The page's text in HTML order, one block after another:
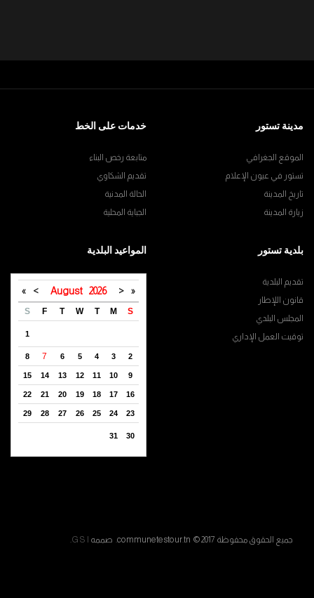
مدينة تستور
الموقع الجغرافي
تستور في عيون الإعلام
تاريخ المدينة
زيارة المدينة
خدمات على الخط
متابعة رخص البناء
تقديم الشكاوي
الحالة المدنية
الجباية المحلية
بلدية تستور
تقديم البلدية
قانون اللإطار
المجلس البلدي
توقيت العمل الإداري
المواعيد البلدية
«
<
August 2026
>
»
S
M
T
W
T
F
S
1
2
3
4
5
6
7
8
9
10
11
12
13
14
15
16
17
18
19
20
21
22
23
24
25
26
27
28
29
30
31
جميع الحقوق محفوظة communetestour.tn © 2017. صممه G S I
.